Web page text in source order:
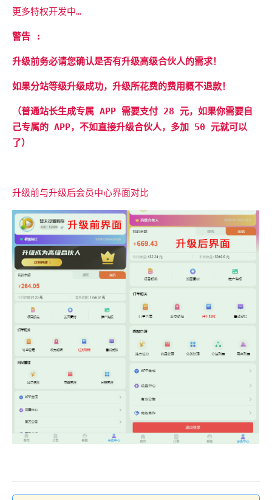
更多特权开发中…
警告 :
升级前务必请您确认是否有升级高级合伙人的需求！
如果分站等级升级成功，升级所花费的费用概不退款！
（普通站长生成专属 APP 需要支付 28 元，如果你需要自
己专属的 APP，不如直接升级合伙人，多加 50 元就可以
了）
升级前与升级后会员中心界面对比